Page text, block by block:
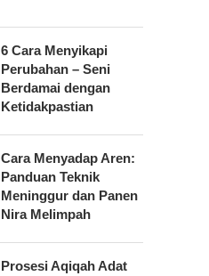
6 Cara Menyikapi
Perubahan – Seni
Berdamai dengan
Ketidakpastian
Cara Menyadap Aren:
Panduan Teknik
Meninggur dan Panen
Nira Melimpah
Prosesi Aqiqah Adat